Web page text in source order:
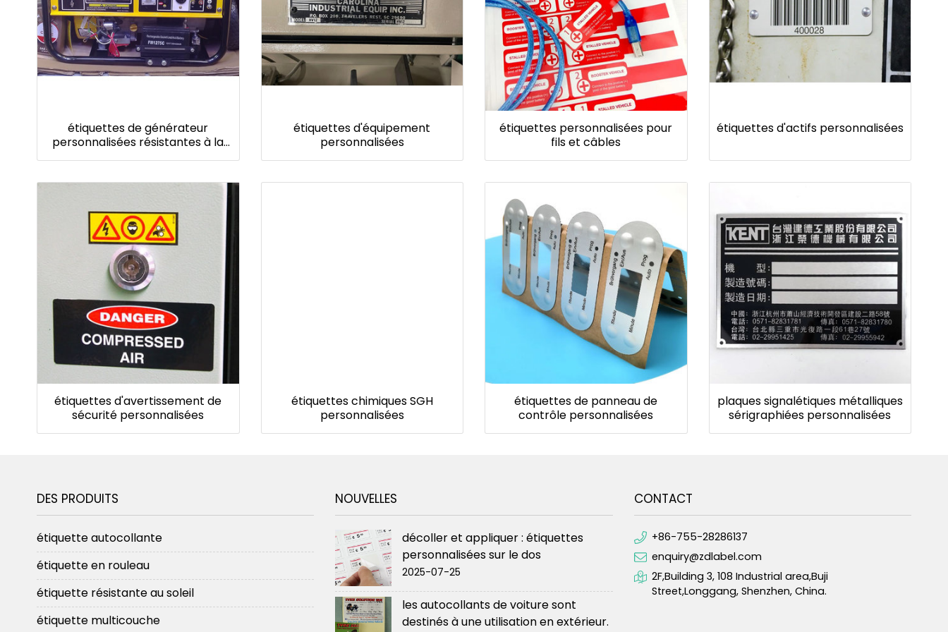
étiquettes de générateur
personnalisées résistantes à la
chaleur
étiquettes d'équipement
personnalisées
étiquettes personnalisées pour
fils et câbles
étiquettes d'actifs personnalisées
étiquettes d'avertissement de
sécurité personnalisées
étiquettes chimiques SGH
personnalisées
étiquettes de panneau de
contrôle personnalisées
plaques signalétiques métalliques
sérigraphiées personnalisées
DES PRODUITS
étiquette autocollante
étiquette en rouleau
étiquette résistante au soleil
étiquette multicouche
NOUVELLES
décoller et appliquer : étiquettes
personnalisées sur le dos
2025-07-25
les autocollants de voiture sont
destinés à une utilisation en extérieur.
CONTACT
+86-755-28286137
enquiry@zdlabel.com
2F,Building 3, 108 Industrial area,Buji
Street,Longgang, Shenzhen, China.